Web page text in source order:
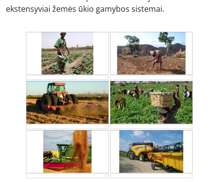
ekstensyviai žemės ūkio gamybos sistemai.